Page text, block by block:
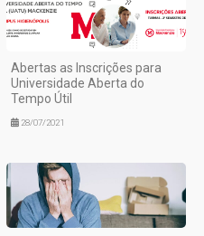
Abertas as Inscrições para
Universidade Aberta do
Tempo Útil
28/07/2021